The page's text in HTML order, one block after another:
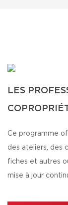
LES
Ce programme
des ateliers, des
fiches et autres
mise à jour